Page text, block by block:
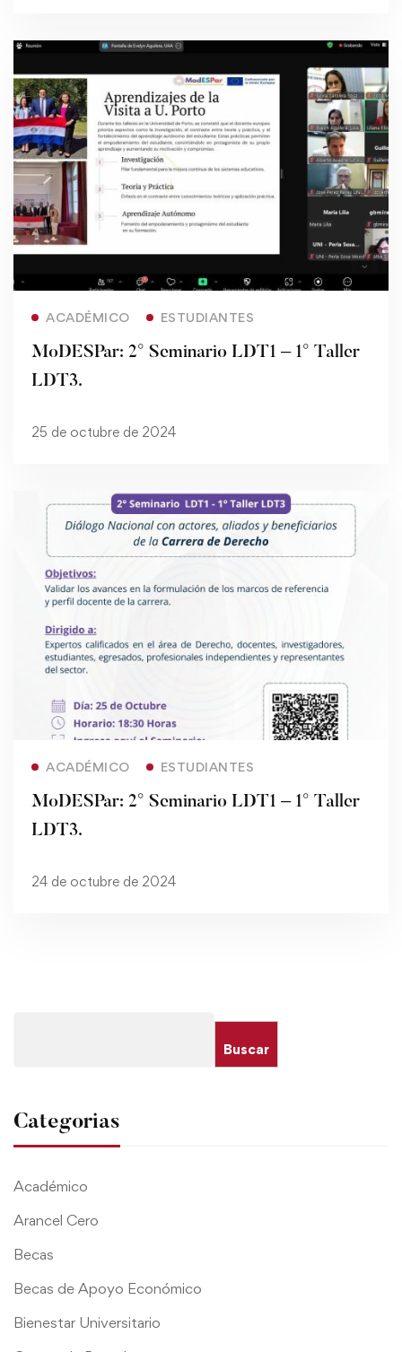
ACADÉMICO ESTUDIANTES
MoDESPar: 2° Seminario LDT1 – 1° Taller
LDT3.
25 de octubre de 2024
ACADÉMICO ESTUDIANTES
MoDESPar: 2° Seminario LDT1 – 1° Taller
LDT3.
24 de octubre de 2024
Buscar
Categorias
Académico
Arancel Cero
Becas
Becas de Apoyo Económico
Bienestar Universitario